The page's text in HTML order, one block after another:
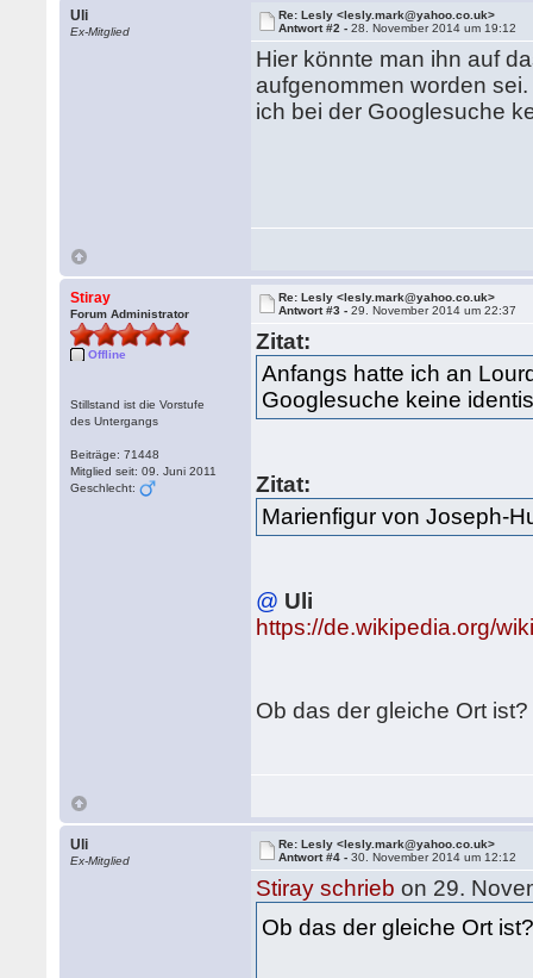
Uli
Ex-Mitglied
Re: Lesly <lesly.mark@yahoo.co.uk>
Antwort #2 -28. November 2014 um 19:12
Hier könnte man ihn auf
aufgenommen worden
ich bei der Googlesuche
Stiray
Forum Administrator
Offline
Stillstand ist die Vorstufe
des Untergangs
Beiträge: 71448
Mitglied seit: 09. Juni 2011
Geschlecht:
Re: Lesly <lesly.mark@yahoo.co.uk>
Antwort #3 -29. November 2014 um 22:37
Zitat:
Anfangs hatte ich an
Googlesuche keine
Zitat:
Marienfigur von Joseph-
@ Uli
https://de.wikipedia.org/
Ob das der gleiche Ort
Uli
Ex-Mitglied
Re: Lesly <lesly.mark@yahoo.co.uk>
Antwort #4 -30. November 2014 um 12:12
Stiray schrieb on 29.
Ob das der gleiche Ort